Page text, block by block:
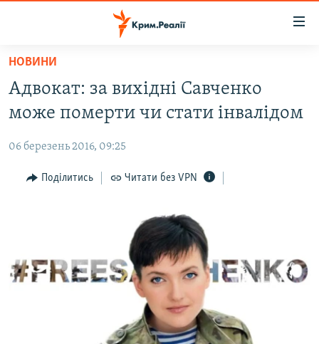
Перейти
основного
матеріалу
до
навігації
ВОДА.КРИМ
ПОЛІТИКА
БЛОГИ
СПЕЦПРОЕКТИ
ВІДЕОУРОКИ «ELIFBE»
ЯК ОБІЙТИ БЛОКУВАННЯ
НОВИНИ
Адвокат: за вихідні Савченко
може померти чи стати інвалідом
06 березень 2016, 09:25
Поділитись Читати без VPN